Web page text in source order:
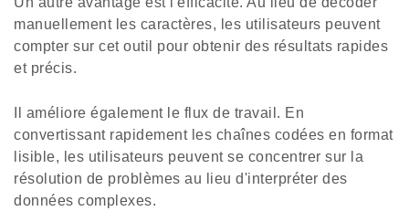
manuellement les caractères, les utilisateurs peuvent
compter sur cet outil pour obtenir des résultats rapides
et précis.
Il améliore également le flux de travail. En
convertissant rapidement les chaînes codées en format
lisible, les utilisateurs peuvent se concentrer sur la
résolution de problèmes au lieu d'interpréter des
données complexes.